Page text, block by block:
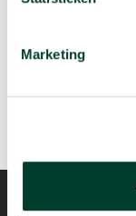
Marketing